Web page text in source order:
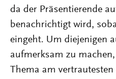
da der Präsentierende
benachrichtigt wird,
eingeht. Um diejenigen
aufmerksam zu
Thema am